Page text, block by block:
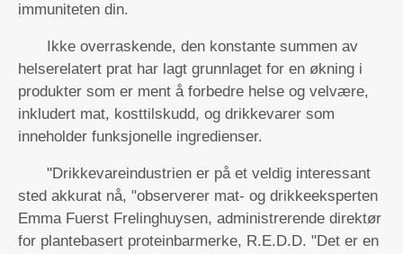
immuniteten din.
Ikke overraskende, den konstante summen av
helserelatert prat har lagt grunnlaget for en økning i
produkter som er ment å forbedre helse og velvære,
inkludert mat, kosttilskudd, og drikkevarer som
inneholder funksjonelle ingredienser.
"Drikkevareindustrien er på et veldig interessant
sted akkurat nå, "observerer mat- og drikkeeksperten
Emma Fuerst Frelinghuysen, administrerende direktør
for plantebasert proteinbarmerke, R.E.D.D. "Det er en